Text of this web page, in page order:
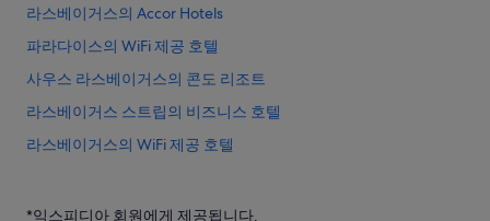
라스베이거스의 Accor Hotels
파라다이스의 WiFi 제공 호텔
사우스 라스베이거스의 콘도 리조트
라스베이거스 스트립의 비즈니스 호텔
라스베이거스의 WiFi 제공 호텔
파라다이스의 5성급 호텔
*익스피디아 회원에게 제공됩니다.